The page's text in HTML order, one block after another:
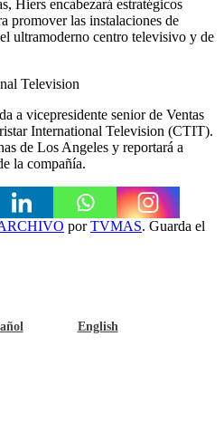
Hiers encabezará estratégicos
promover las instalaciones de
ultramoderno centro televisivo y de
Television
a vicepresidente senior de Ventas
International Television (CTIT).
de Los Angeles y reportará a
la compañía.
porTVMAS. Guarda el
English